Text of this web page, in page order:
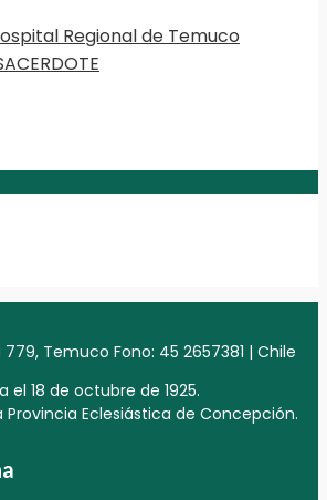
Regional de Temuco
Temuco Fono: 45 2657381 | Chile
el 18 de octubre de 1925.
Eclesiástica de Concepción.